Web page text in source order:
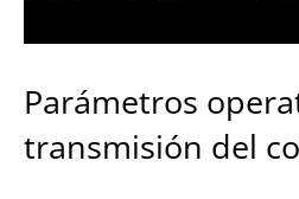
Parámetros
transmisión del